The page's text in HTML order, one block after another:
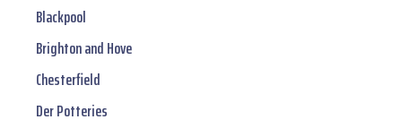
Blackpool
Brighton and Hove
Chesterfield
Der Potteries